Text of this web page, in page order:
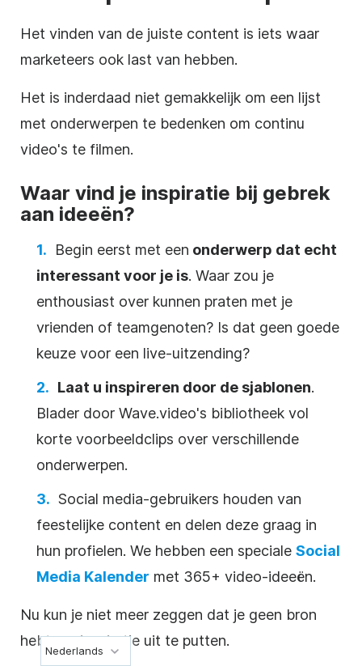
Het vinden van de juiste content is iets waar
marketeers ook last van hebben.
Het is inderdaad niet gemakkelijk om een lijst
met onderwerpen te bedenken om continu
video's te filmen.
Waar vind je inspiratie bij gebrek
aan ideeën?
Begin eerst met een onderwerp dat echt
interessant voor je is. Waar zou je
enthousiast over kunnen praten met je
vrienden of teamgenoten? Is dat geen goede
keuze voor een live-uitzending?
Laat u inspireren door de sjablonen.
Blader door Wave.video's bibliotheek vol
korte voorbeeldclips over verschillende
onderwerpen.
Social media-gebruikers houden van
feestelijke content en delen deze graag in
hun profielen. We hebben een speciale Social
Media Kalender met 365+ video-ideeën.
Nu kun je niet meer zeggen dat je geen bron
hebt om inspiratie uit te putten.
Nederlands